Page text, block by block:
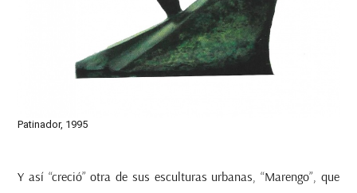
Patinador, 1995
Y así “creció” otra de sus esculturas urbanas, “Marengo”, que